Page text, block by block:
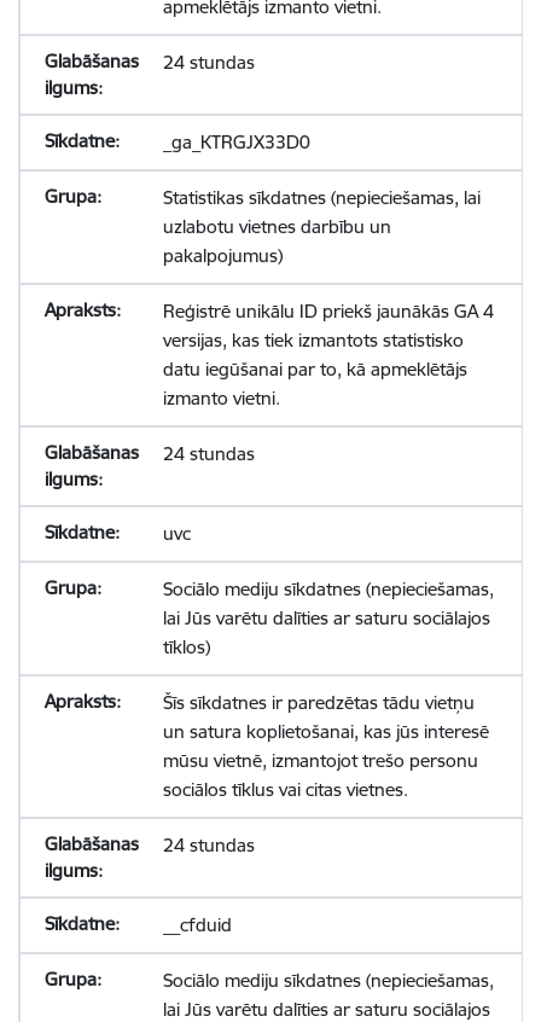
apmeklētājs izmanto vietni.
24 stundas
_ga_KTRGJX33D0
Statistikas sīkdatnes (nepieciešamas, lai
uzlabotu vietnes darbību un
pakalpojumus)
Reģistrē unikālu ID priekš jaunākās GA 4
versijas, kas tiek izmantots statistisko
datu iegūšanai par to, kā apmeklētājs
izmanto vietni.
24 stundas
uvc
Sociālo mediju sīkdatnes (nepieciešamas,
lai Jūs varētu dalīties ar saturu sociālajos
tīklos)
Šīs sīkdatnes ir paredzētas tādu vietņu
un satura koplietošanai, kas jūs interesē
mūsu vietnē, izmantojot trešo personu
sociālos tīklus vai citas vietnes.
24 stundas
__cfduid
Sociālo mediju sīkdatnes (nepieciešamas,
lai Jūs varētu dalīties ar saturu sociālajos